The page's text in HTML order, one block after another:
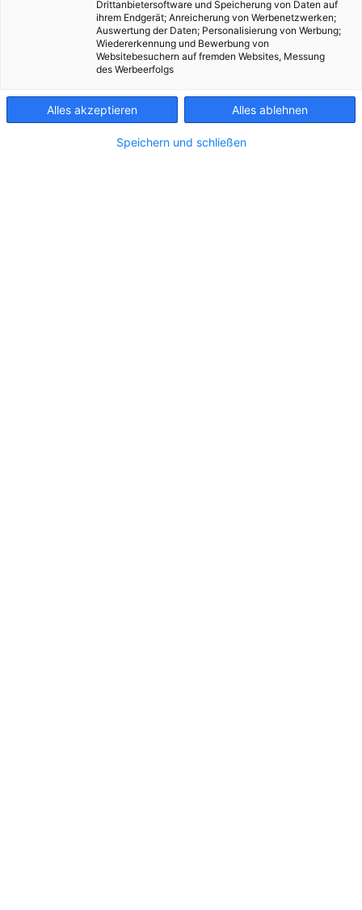
Drittanbietersoftware und Speicherung von Daten auf
ihrem Endgerät; Anreicherung von Werbenetzwerken;
Auswertung der Daten; Personalisierung von Werbung;
Wiedererkennung und Bewerbung von
Websitebesuchern auf fremden Websites, Messung
des Werbeerfolgs
Alles akzeptieren Alles ablehnen
Speichern und schließen